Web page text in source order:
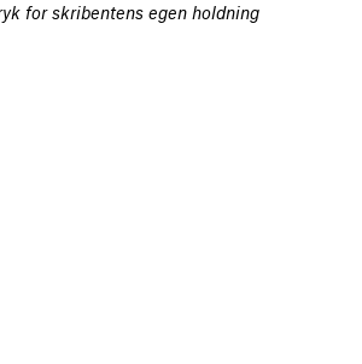
for skribentens egen holdning